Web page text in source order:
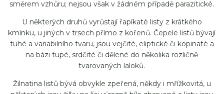
směrem vzhůru; nejsou však v žádném případě parazitické.
U některých druhů vyrůstají řapíkaté listy z krátkého
kmínku, u jiných v trsech přímo z kořenů. Čepele listů bývají
tuhé a variabilního tvaru, jsou vejčité, eliptické či kopinaté a
na bázi tupé, srdčité či dělené do několika rozličně
tvarovaných laloků.
Žilnatina listů bývá obvykle zpeřená, někdy i mřížkovitá, u